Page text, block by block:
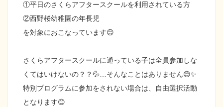
①平日のさくらアフタースクールを利用されている方
②西野桜幼稚園の年長児
を対象におこなっています😊
さくらアフタースクールに通っている子は全員参加しな
くてはいけないの？？💦…そんなことはありません😊✨
特別プログラムに参加をされない場合は、自由選択活動
となります😊